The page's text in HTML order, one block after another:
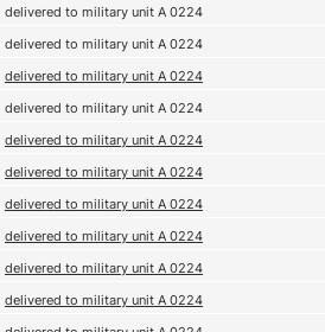
delivered to military unit A 0224
delivered to military unit A 0224
delivered to military unit A 0224
delivered to military unit A 0224
delivered to military unit A 0224
delivered to military unit A 0224
delivered to military unit A 0224
delivered to military unit A 0224
delivered to military unit A 0224
delivered to military unit A 0224